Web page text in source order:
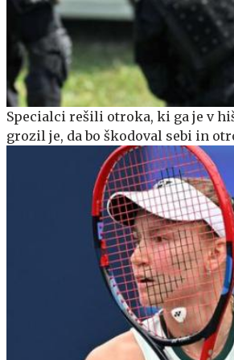
Specialci rešili otroka, ki ga je v
grozil je, da bo škodoval sebi in